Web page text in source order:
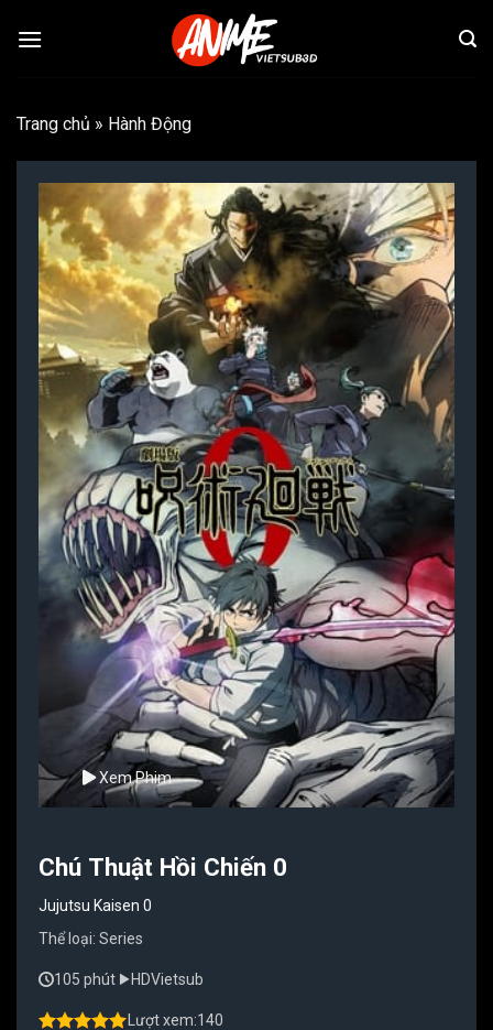
qua
Trang chủ » Hành Động
Xem Phim
Chú Thuật Hồi Chiến 0
Jujutsu Kaisen 0
Thể loại: Series
105 phút HDVietsub
Lượt xem:140